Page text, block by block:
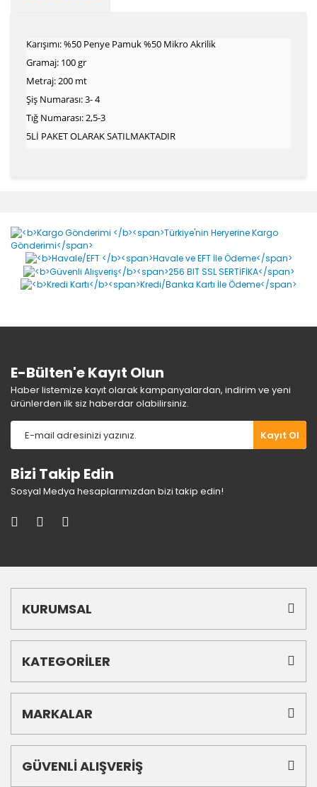
Karışımı: %50 Penye Pamuk %50 Mikro Akrilik
Gramaj: 100 gr
Metraj: 200 mt
Şiş Numarası: 3- 4
Tığ Numarası: 2,5-3
5Lİ PAKET OLARAK SATILMAKTADIR
Yorum Yaz
Ürün resmi kalitesiz, bozuk veya görüntülenemiyor.
Ürün açıklamasında eksik bilgiler bulunuyor.
Ürün bilgilerinde hatalar bulunuyor.
E-Bülten'e Kayıt Olun
Haber listemize kayıt olarak kampanyalardan, indirim ve yeni
ürünlerden ilk siz haberdar olabilirsiniz.
Kayıt Ol
Bizi Takip Edin
Sosyal Medya hesaplarımızdan bizi takip edin!
KURUMSAL
KATEGORİLER
MARKALAR
GÜVENLİ ALIŞVERİŞ